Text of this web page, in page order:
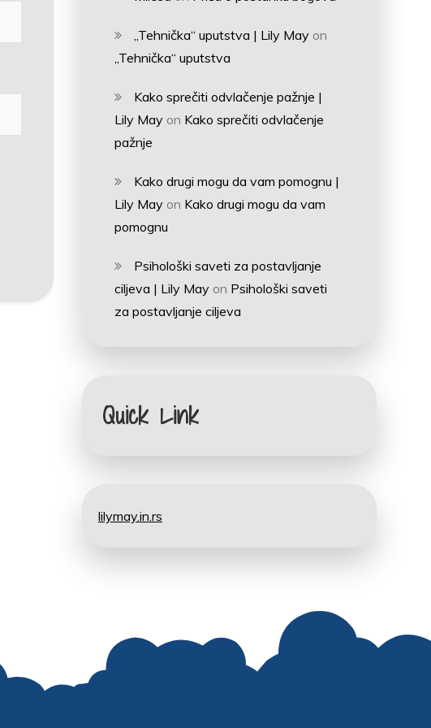
„Tehnička“ uputstva | Lily Mayon
„Tehnička“ uputstva
Kako sprečiti odvlačenje pažnje |
Lily Mayon Kako sprečiti odvlačenje
pažnje
Kako drugi mogu da vam pomognu |
Lily Mayon Kako drugi mogu da vam
pomognu
Psihološki saveti za postavljanje
ciljeva | Lily Mayon Psihološki saveti
za postavljanje ciljeva
Quick Link
lilymay.in.rs